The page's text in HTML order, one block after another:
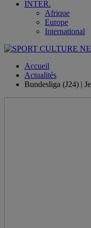
INTER.
Afrique
Europe
International
Accueil
Actualités
Bundesliga (J24) |